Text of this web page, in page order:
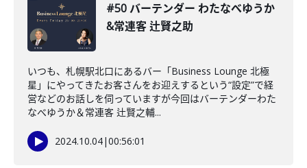
#50 バーテンダー わたなべゆうか
&常連客 辻賢之助
いつも、札幌駅北口にあるバー「Business Lounge 北極
星」にやってきたお客さんをお迎えするという“設定”で経
営などのお話しを伺っていますが今回はバーテンダーわた
なべゆうか＆常連客 辻賢之輔...
2024.10.04|00:56:01